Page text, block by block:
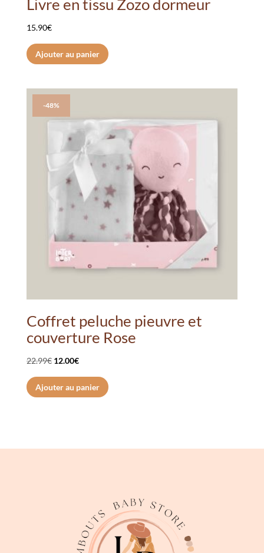
Livre en tissu Zozo dormeur
15.90€
Ajouter au panier
-48%
Coffret peluche pieuvre et
couverture Rose
22.99€ Le
prix
initial
12.00€Le
prix
actuel
Ajouter au panier